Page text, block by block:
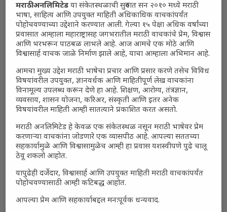
मराठी अनलिमिटेड या संकेतस्थळाची सुरुवात सन २०१० मध्ये मराठी
भाषा, साहित्य आणि उपयुक्त माहिती अधिकाधिक वाचकांपर्यंत
पोहोचवण्याच्या उद्देशाने करण्यात आली. गेल्या १५ पेक्षा अधिक वर्षांच्या
प्रवासात आम्हाला महाराष्ट्रासह जगभरातील मराठी वाचकांचे प्रेम, विश्वास
आणि भरभरून पाठबळ लाभले आहे. आज आमचे एक मोठे आणि
विश्वासार्ह वाचक जाळे निर्माण झाले आहे, याचा आम्हाला अभिमान आहे.
आमचा मुख्य उद्देश मराठी भाषेचा प्रचार आणि प्रसार करणे तसेच विविध
विषयांवरील उपयुक्त, ज्ञानवर्धक आणि माहितीपूर्ण लेख वाचकांना
विनामूल्य उपलब्ध करून देणे हा आहे. शिक्षण, आरोग्य, तंत्रज्ञान,
व्यवसाय, शासन योजना, करिअर, संस्कृती आणि इतर अनेक
विषयांवरील माहिती आम्ही सातत्याने प्रकाशित करत असतो.
मराठी अनलिमिटेड हे केवळ एक संकेतस्थळ नसून मराठी भाषेवर प्रेम
करणाऱ्या वाचकांना जोडणारे एक व्यासपीठ आहे. आपल्या सततच्या
सहकार्यामुळे आणि विश्वासामुळेच आम्ही हा प्रवास यशस्वीपणे पुढे चालू
ठेवू शकलो आहोत.
यापुढेही दर्जेदार, विश्वासार्ह आणि उपयुक्त माहिती मराठी वाचकांपर्यंत
पोहोचवण्यासाठी आम्ही कटिबद्ध आहोत.
आपल्या प्रेम आणि सहकार्याबद्दल मनःपूर्वक धन्यवाद.